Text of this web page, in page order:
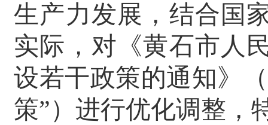
生产力发展，结合国
实际，对《黄石市人
设若干政策的通知》
策”）进行优化调整，